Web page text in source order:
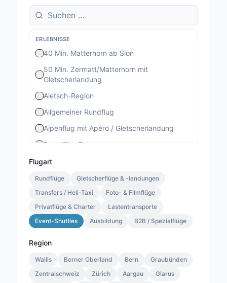
ERLEBNISSE
40 Min. Matterhorn ab Sion
50 Min. Zermatt/Matterhorn mit
Gletscherlandung
Aletsch-Region
Allgemeiner Rundflug
Alpenflug mit Apéro / Gletscherlandung
Bern-City-Flug
Berner Stadtrundflug
Berner-Altstadt-Flug
Bernina-Gletscherflug
Bietschhorn-Region
Eiger-Mönch-Jungfrau
Gourmet Special
Gourmet Standard
Lauterbrunnen 13 Min.
Flugart
Rundflüge
Gletscherflüge & -landungen
Transfers / Heli-Taxi
Foto- & Filmflüge
Privatflüge & Charter
Lastentransporte
Event-Shuttles
Ausbildung B2B / Spezialflüge
Region
Wallis Berner Oberland Bern
Graubünden
Zentralschweiz
Zürich Aargau
Glarus